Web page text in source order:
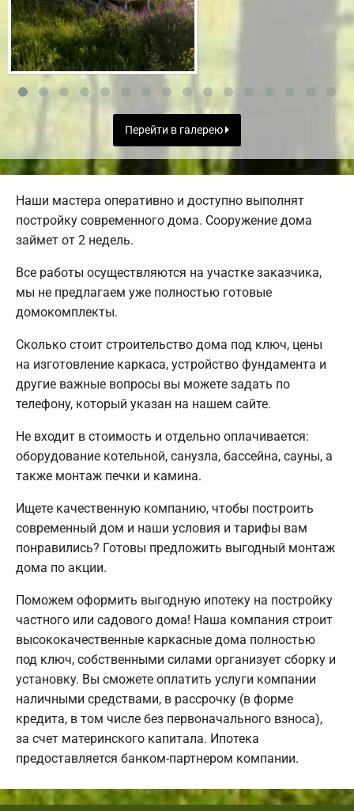
Перейти в галерею
Наши мастера оперативно и доступно выполнят
постройку современного дома. Сооружение дома
займет от 2 недель.
Все работы осуществляются на участке заказчика,
мы не предлагаем уже полностью готовые
домокомплекты.
Сколько стоит строительство дома под ключ, цены
на изготовление каркаса, устройство фундамента и
другие важные вопросы вы можете задать по
телефону, который указан на нашем сайте.
Не входит в стоимость и отдельно оплачивается:
оборудование котельной, санузла, бассейна, сауны, а
также монтаж печки и камина.
Ищете качественную компанию, чтобы построить
современный дом и наши условия и тарифы вам
понравились? Готовы предложить выгодный монтаж
дома по акции.
Поможем оформить выгодную ипотеку на постройку
частного или садового дома! Наша компания строит
высококачественные каркасные дома полностью
под ключ, собственными силами организует сборку и
установку. Вы сможете оплатить услуги компании
наличными средствами, в рассрочку (в форме
кредита, в том числе без первоначального взноса),
за счет материнского капитала. Ипотека
предоставляется банком-партнером компании.